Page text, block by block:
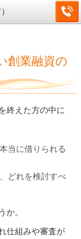
創業融資の
終えた方の中に
当に借りられる
どれを検討すべ
か。
仕組みや審査が